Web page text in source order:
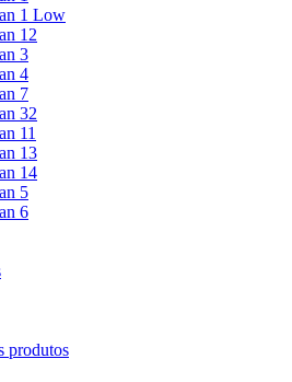
1 Low
12
3
4
7
32
11
13
14
5
6
produtos